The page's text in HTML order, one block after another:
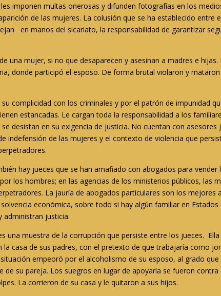
imponen multas onerosas y difunden fotografías en los
de las mujeres. La colusión que se ha establecido entre
en manos del sicariato, la responsabilidad de garantizar
una mujer, si no que desaparecen y asesinan a madres e hijas.
donde participó el esposo. De forma brutal violaron y
complicidad con los criminales y por el patrón de impunidad
estancadas. Le cargan toda la responsabilidad a los
desistan en su exigencia de justicia. No cuentan con asesores
indefensión de las mujeres y el contexto de violencia que
hay jueces que se han amafiado con abogados para vender
los hombres; en las agencias de los ministerios públicos, las
La jauría de abogados particulares son los mejores
económica, sobre todo si hay algún familiar en Estados
administran justicia.
una muestra de la corrupción que persiste entre los jueces.
casa de sus padres, con el pretexto de que trabajaría como
empeoró por el alcoholismo de su esposo, al grado que
su pareja. Los suegros en lugar de apoyarla se fueron contra
La corrieron de su casa y le quitaron a sus hijos.